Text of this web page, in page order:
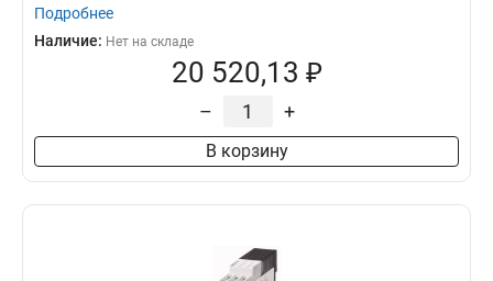
Подробнее
Наличие: Нет на складе
20 520,13 ₽
– +
В корзину